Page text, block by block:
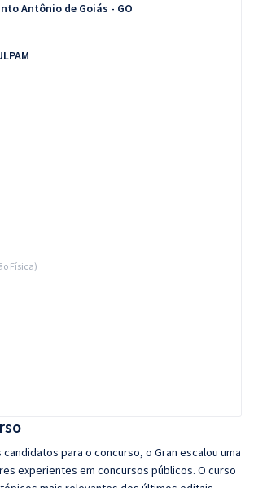
para o concurso, o Gran escalou uma
experientes em concursos públicos. O curso
Antônio de Goiás - GO
Física)